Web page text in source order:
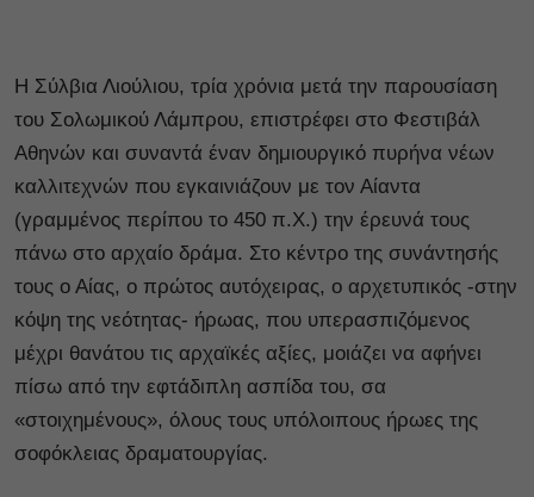
Η Σύλβια Λιούλιου, τρία χρόνια μετά την παρουσίαση
του Σολωμικού Λάμπρου, επιστρέφει στο Φεστιβάλ
Αθηνών και συναντά έναν δημιουργικό πυρήνα νέων
καλλιτεχνών που εγκαινιάζουν με τον Αίαντα
(γραμμένος περίπου το 450 π.Χ.) την έρευνά τους
πάνω στο αρχαίο δράμα. Στο κέντρο της συνάντησής
τους ο Αίας, ο πρώτος αυτόχειρας, ο αρχετυπικός -στην
κόψη της νεότητας- ήρωας, που υπερασπιζόμενος
μέχρι θανάτου τις αρχαϊκές αξίες, μοιάζει να αφήνει
πίσω από την εφτάδιπλη ασπίδα του, σα
«στοιχημένους», όλους τους υπόλοιπους ήρωες της
σοφόκλειας δραματουργίας.